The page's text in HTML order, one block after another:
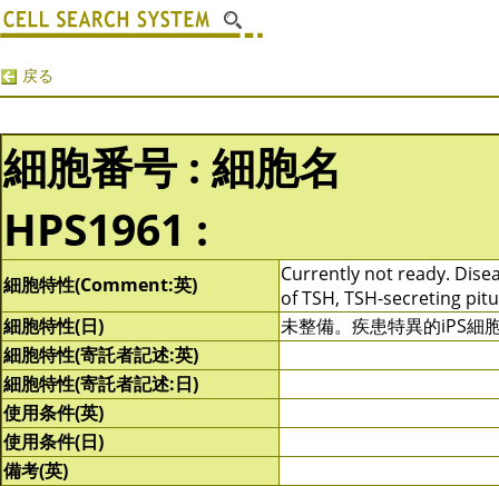
戻る
細胞番号 : 細胞名
HPS1961 :
細胞特性(Comment:英)
Currently not ready.
of TSH, TSH-secreting
細胞特性(日)
未整備。疾患特異的iPS細
細胞特性(寄託者記述:英)
細胞特性(寄託者記述:日)
使用条件(英)
使用条件(日)
備考(英)